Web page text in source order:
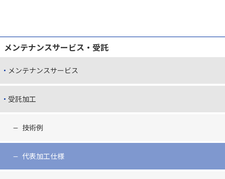
メンテナンスサービス・受託
メンテナンスサービス
受託加工
技術例
代表加工仕様